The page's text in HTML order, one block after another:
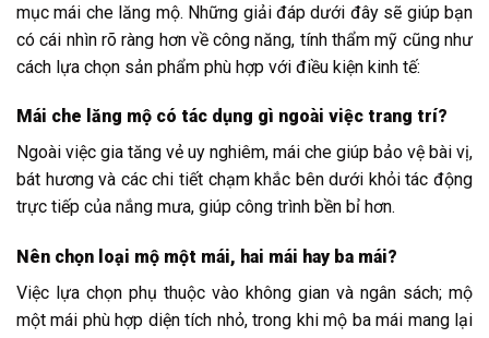
mục mái che lăng mộ. Những giải đáp dưới đây sẽ giúp bạn
có cái nhìn rõ ràng hơn về công năng, tính thẩm mỹ cũng như
cách lựa chọn sản phẩm phù hợp với điều kiện kinh tế:
Mái che lăng mộ có tác dụng gì ngoài việc trang trí?
Ngoài việc gia tăng vẻ uy nghiêm, mái che giúp bảo vệ bài vị,
bát hương và các chi tiết chạm khắc bên dưới khỏi tác động
trực tiếp của nắng mưa, giúp công trình bền bỉ hơn.
Nên chọn loại mộ một mái, hai mái hay ba mái?
Việc lựa chọn phụ thuộc vào không gian và ngân sách; mộ
một mái phù hợp diện tích nhỏ, trong khi mộ ba mái mang lại